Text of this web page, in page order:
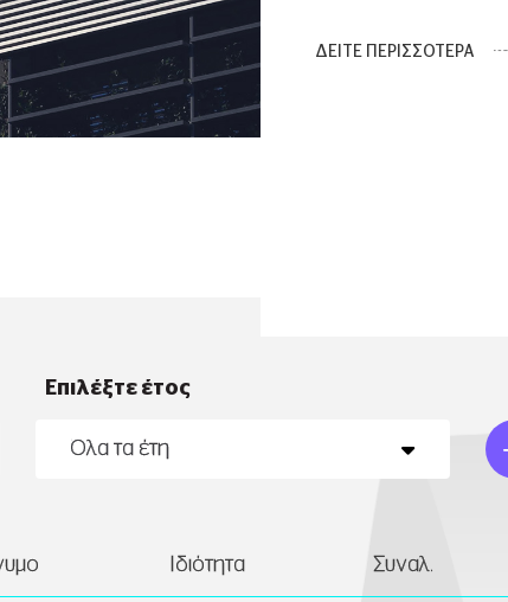
ΔΕΙΤΕ ΠΕΡΙΣΣΟΤΕΡΑ
Επιλέξτε έτος
Ιδιότητα Συναλ.